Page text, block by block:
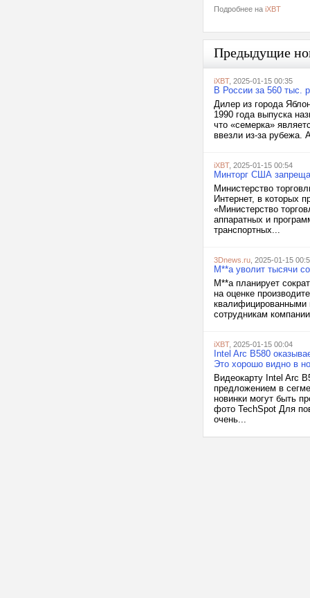
Подробнее на iXBT
Предыдущие
iXBT, 2025-01-15 00:35
В России за 560 тыс.
Дилер из города
1990 года выпуска
что «семерка»
ввезли из-за рубежа.
iXBT, 2025-01-15 00:54
Минторг США
Министерство
Интернет, в которых
«Министерство
аппаратных и
транспортных...
3Dnews.ru , 2025-01-15
M**a уволит тысячи
M**a планирует
на оценке
квалифицированными
сотрудникам
iXBT, 2025-01-15 00:04
Intel Arc B580
Это хорошо видно в
Видеокарту Intel Arc
предложением в
новинки могут быть
фото TechSpot Для
очень...